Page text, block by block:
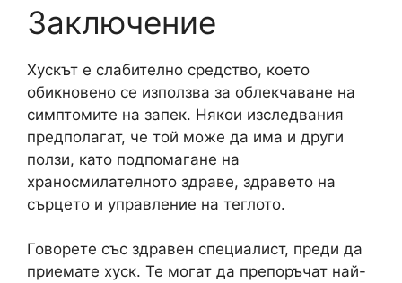
Заключение
Хускът е слабително средство, което
обикновено се използва за облекчаване на
симптомите на запек. Някои изследвания
предполагат, че той може да има и други
ползи, като подпомагане на
храносмилателното здраве, здравето на
сърцето и управление на теглото.
Говорете със здравен специалист, преди да
приемате хуск. Те могат да препоръчат най-